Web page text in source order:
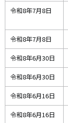
令和8年7月8日
令和8年7月8日
令和8年6月30日
令和8年6月30日
令和8年6月16日
令和8年6月16日